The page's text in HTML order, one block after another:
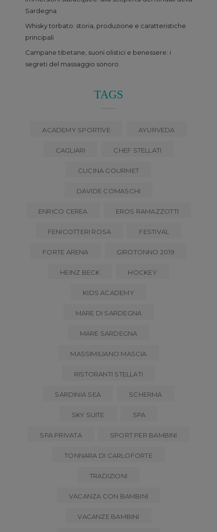
Sardegna
Whisky torbato: storia, produzione e caratteristiche
principali
Campane tibetane, suoni olistici e benessere: i
segreti del massaggio sonoro
TAGS
ACADEMY SPORTIVE AYURVEDA
CAGLIARI CHEF STELLATI
CUCINA GOURMET
DAVIDE COMASCHI
ENRICO CEREA EROS RAMAZZOTTI
FENICOTTERI ROSA FESTIVAL
FORTE ARENA GIROTONNO 2019
HEINZ BECK HOCKEY
KIDS ACADEMY
MARE DI SARDEGNA
MARE SARDEGNA
MASSIMILIANO MASCIA
RISTORANTI STELLATI
SARDINIA SEA SCHERMA
SKY SUITE SPA
SPA PRIVATA SPORT PER BAMBINI
TONNARA DI CARLOFORTE
TRADIZIONI
VACANZA CON BAMBINI
VACANZE BAMBINI